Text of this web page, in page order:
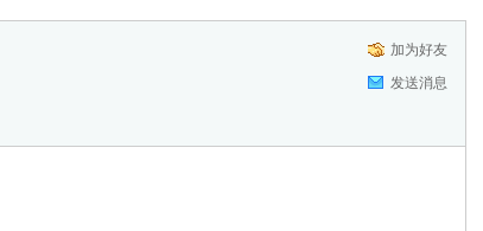
加为好友
发送消息